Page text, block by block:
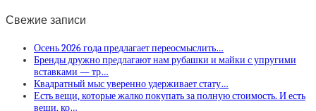
Свежие записи
Осень 2026 года предлагает переосмыслить…
Бренды дружно предлагают нам рубашки и майки с упругими
вставками — тр…
Квадратный мыс уверенно удерживает стату…
Есть вещи, которые жалко покупать за полную стоимость. И есть
вещи, ко…